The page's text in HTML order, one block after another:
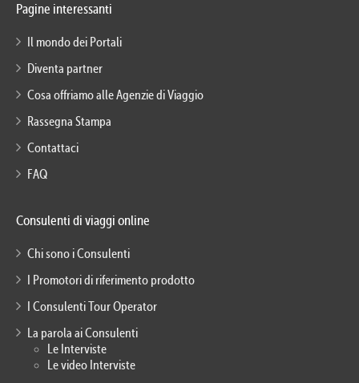
Pagine interessanti
Il mondo dei Portali
Diventa partner
Cosa offriamo alle Agenzie di Viaggio
Rassegna Stampa
Contattaci
FAQ
Consulenti di viaggi online
Chi sono i Consulenti
I Promotori di riferimento prodotto
I Consulenti Tour Operator
La parola ai Consulenti
Le Interviste
Le video Interviste